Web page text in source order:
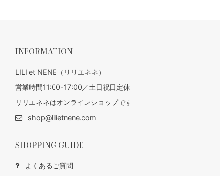
INFORMATION
LILI et NENE（リリエネネ）
営業時間11:00-17:00／土日祝日定休
リリエネネはオンラインショップです
shop@lilietnene.com
SHOPPING GUIDE
よくあるご質問